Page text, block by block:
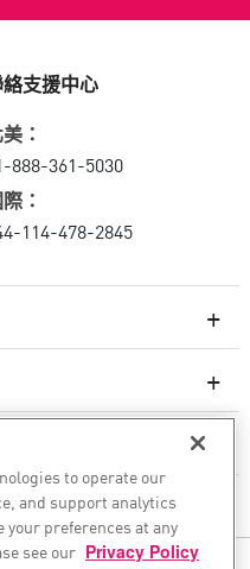
絡支援中心
：
888-361-5030
際：
114-478-2845
to operate our
and support analytics
your preferences at any
see our Privacy Policy